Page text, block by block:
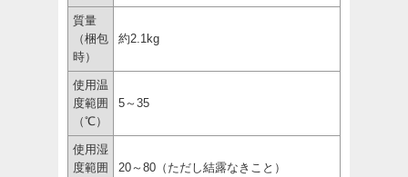
質量
（梱包
時）
約2.1kg
使用温
度範囲
（℃）
5～35
使用湿
度範囲
20～80（ただし結露なきこと）